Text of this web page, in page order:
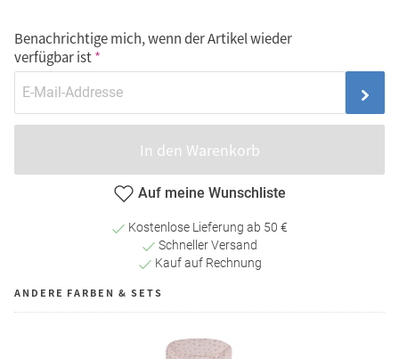
Benachrichtige mich, wenn der Artikel wieder
verfügbar ist
In den Warenkorb
Auf meine Wunschliste
Kostenlose Lieferung ab 50 €
Schneller Versand
Kauf auf Rechnung
ANDERE FARBEN & SETS